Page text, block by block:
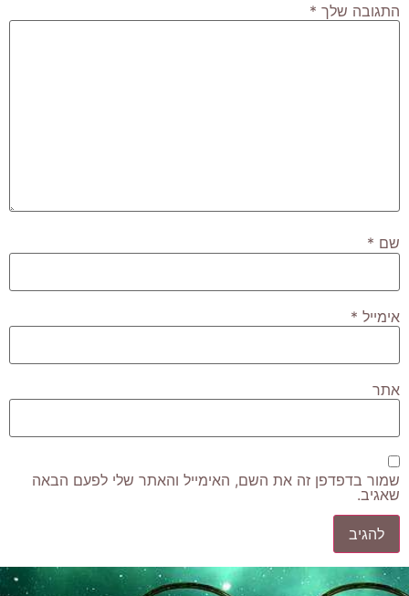
התגובה שלך *
שם *
אימייל *
אתר
שמור בדפדפן זה את השם, האימייל והאתר שלי לפעם הבאה
שאגיב.